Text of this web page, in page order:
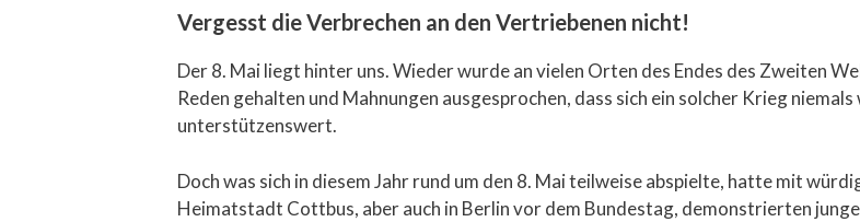
Vergesst die Verbrechen an den Vertriebenen nicht!
Der 8. Mai liegt hinter uns. Wieder wurde an vielen Orten des Endes des Zweiten
Reden gehalten und Mahnungen ausgesprochen, dass sich ein solcher Krieg
unterstützenswert.
Doch was sich in diesem Jahr rund um den 8. Mai teilweise abspielte, hatte mit
Heimatstadt Cottbus, aber auch in Berlin vor dem Bundestag, demonstrierten